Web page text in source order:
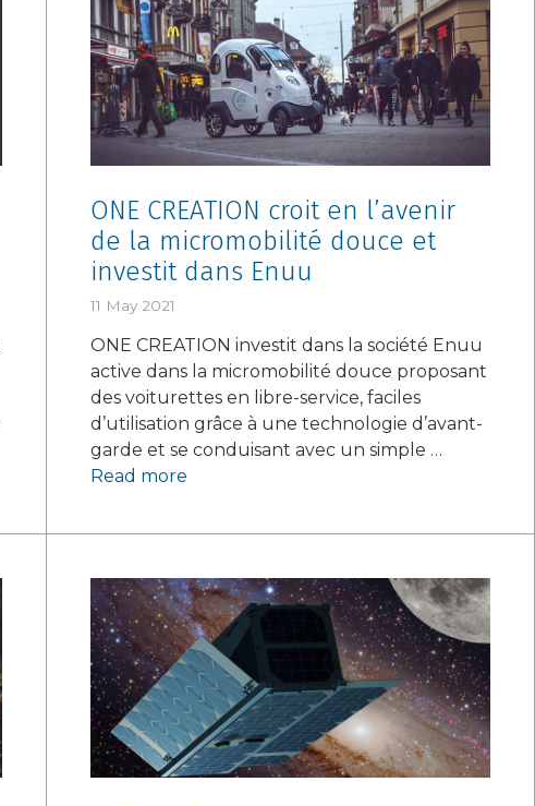
ONE CREATION croit en l’avenir
de la micromobilité douce et
investit dans Enuu
11 May 2021
ONE CREATION investit dans la société Enuu
active dans la micromobilité douce proposant
des voiturettes en libre-service, faciles
d’utilisation grâce à une technologie d’avant-
garde et se conduisant avec un simple …
Read more